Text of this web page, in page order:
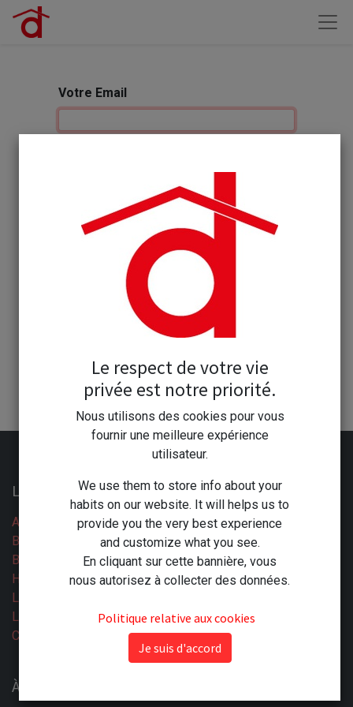
Votre Email
Mot de passe
Confirmez le mot de passe
S'enregistrer
Vous avez déjà un compte ?
Liens utiles
Accueil
Boutique
Blog
Horaires
Légal
Les CGV
Contactez-nous
À propos : La compétence à votre Service
Le respect de votre vie
privée est notre priorité.
Nous utilisons des cookies pour vous
fournir une meilleure expérience
utilisateur.
We use them to store info about your
habits on our website. It will helps us to
provide you the very best experience
and customize what you see.
En cliquant sur cette bannière, vous
nous autorisez à collecter des données.
Politique relative aux cookies
Je suis d'accord